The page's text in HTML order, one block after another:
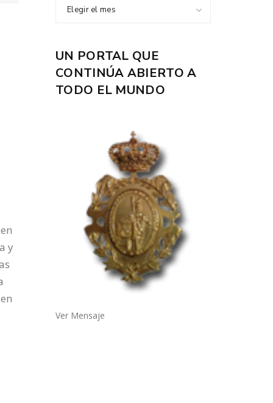
y
Elegir el mes
UN PORTAL QUE
CONTINÚA ABIERTO A
TODO EL MUNDO
Ver Mensaje